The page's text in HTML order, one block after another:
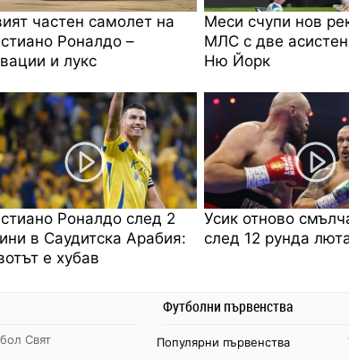
частен самолет на
Роналдо –
и лукс
Меси счупи нов
МЛС с две
Ню Йорк
Роналдо след 2
в Саудитска Арабия:
е хубав
Усик отново
след 12 рунда
Свят
Футболни първенства
Популярни първенства